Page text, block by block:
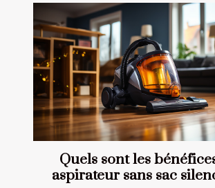
Quels sont les
aspirateur sans sac